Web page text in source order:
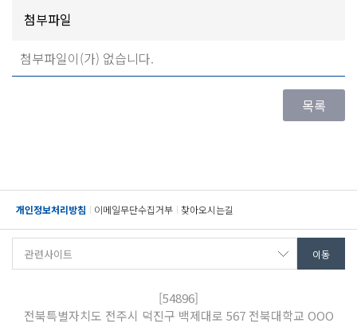
첨부파일
첨부파일이(가) 없습니다.
개인정보처리방침 이메일무단수집거부 찾아오시는길
[54896]
전북특별자치도 전주시 덕진구 백제대로 567 전북대학교 OOO